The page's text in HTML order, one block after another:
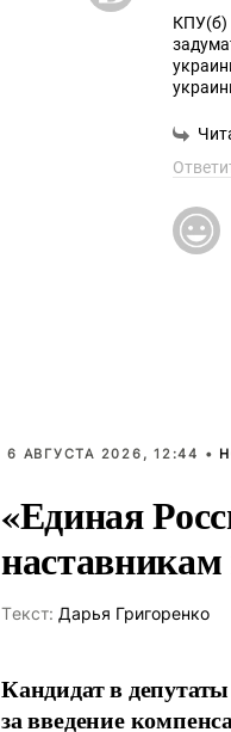
КПУ(б)
6 АВГУСТА 2026, 12:44 •
«Единая
Tекст: Дарья Григоренко
Кандидат в
за введение